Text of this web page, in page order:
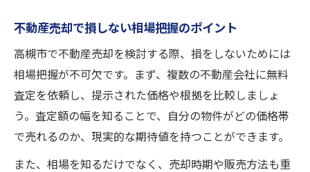
不動産売却で損しない相場把握のポイント
高槻市で不動産売却を検討する際、損をしないためには
相場把握が不可欠です。まず、複数の不動産会社に無料
査定を依頼し、提示された価格や根拠を比較しましょ
う。査定額の幅を知ることで、自分の物件がどの価格帯
で売れるのか、現実的な期待値を持つことができます。
また、相場を知るだけでなく、売却時期や販売方法も重